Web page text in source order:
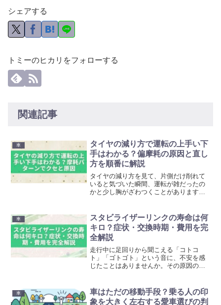
シェアする
トミーのヒカリをフォローする
関連記事
車
タイヤの減り方で運転の上手い下
手はわかる？偏摩耗の原因と直し
方を順番に解説
タイヤの減り方を見て、片側だけ削れて
いると気づいた瞬間、運転が雑だったの
かと少し胸がざわつくことがあります。
り分ければ落ち着いて対処できます。減
り方のパターンを知って、...
車
スタビライザーリンクの寿命は何
キロ？症状・交換時期・費用を完
全解説
走行中に足回りから聞こえる「コトコ
ト」「ゴトゴト」という音に、不安を感
じたことはありませんか。その原因のひ
れを抑え、安定した走行を支える重要な
足回り部品ですが、消耗品で...
車
車はただの移動手段？乗る人の印
象を大きく左右する愛車選びの判